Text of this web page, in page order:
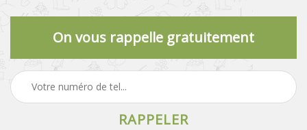
On vous rappelle gratuitement